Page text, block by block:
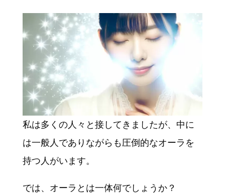
私は多くの人々と接してきましたが、中に
は一般人でありながらも圧倒的なオーラを
持つ人がいます。
では、オーラとは一体何でしょうか？